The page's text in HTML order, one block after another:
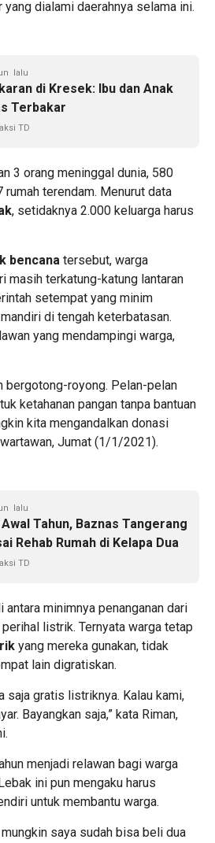
dialami daerahnya selama ini.
lalu
di Kresek: Ibu dan Anak
Terbakar
TD
3 orang meninggal dunia, 580
rumah terendam. Menurut data
, setidaknya 2.000 keluarga harus
bencana tersebut, warga
masih terkatung-katung lantaran
setempat yang minim
di tengah keterbatasan.
yang mendampingi warga,
bergotong-royong. Pelan-pelan
ketahanan pangan tanpa bantuan
kita mengandalkan donasi
Jumat (1/1/2021).
lalu
Tahun, Baznas Tangerang
Rehab Rumah di Kelapa Dua
TD
antara minimnya penanganan dari
listrik. Ternyata warga tetap
yang mereka gunakan, tidak
lain digratiskan.
saja gratis listriknya. Kalau kami,
Bayangkan saja,” kata Riman,
menjadi relawan bagi warga
ini pun mengaku harus
untuk membantu warga.
saya sudah bisa beli dua